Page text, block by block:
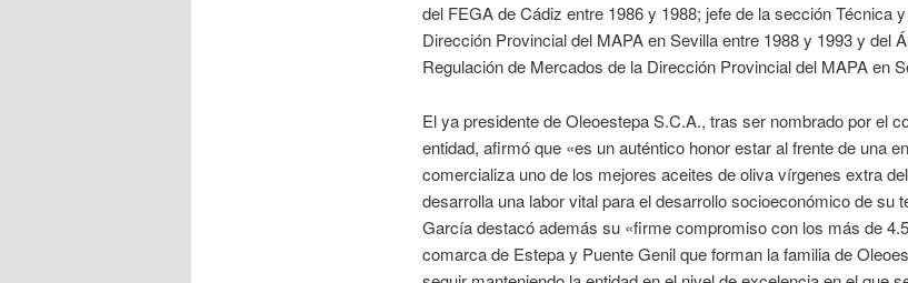
del FEGA de Cádiz entre 1986 y 1988; jefe de la sección Técnica
Dirección Provincial del MAPA en Sevilla entre 1988 y 1993 y del
Regulación de Mercados de la Dirección Provincial del MAPA en
El ya presidente de Oleoestepa S.C.A., tras ser nombrado por el
entidad, afirmó que «es un auténtico honor estar al frente de una
comercializa uno de los mejores aceites de oliva vírgenes extra
desarrolla una labor vital para el desarrollo socioeconómico de su
García destacó además su «firme compromiso con los más de
comarca de Estepa y Puente Genil que forman la familia de